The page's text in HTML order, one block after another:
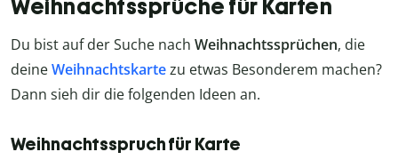
Weihnachtssprüche für Karten
Du bist auf der Suche nach Weihnachtssprüchen, die
deineWeihnachtskartezu etwas Besonderem machen?
Dann sieh dir die folgenden Ideen an.
Weihnachtsspruch für Karte